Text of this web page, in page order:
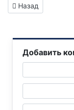
Предыдущий:
Назад
Добавить
Текст